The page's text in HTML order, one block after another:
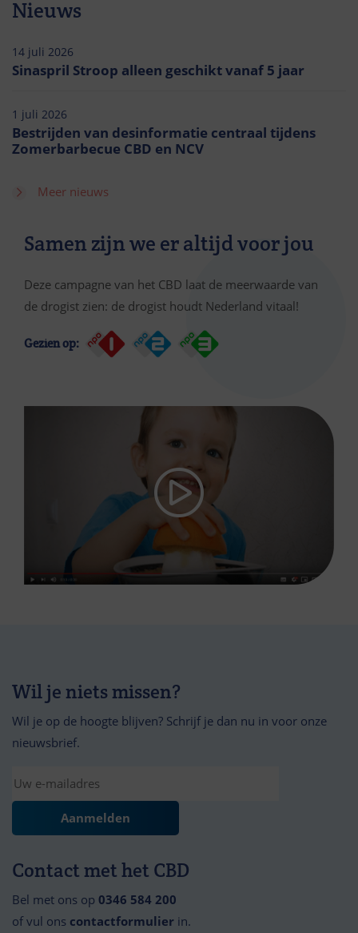
Nieuws
14 juli 2026
Sinaspril Stroop alleen geschikt vanaf 5 jaar
1 juli 2026
Bestrijden van desinformatie centraal tijdens
Zomerbarbecue CBD en NCV
Meer nieuws
Samen zijn we er altijd voor jou
Deze campagne van het CBD laat de meerwaarde van
de drogist zien: de drogist houdt Nederland vitaal!
Gezien op:
Wil je niets missen?
Wil je op de hoogte blijven? Schrijf je dan nu in voor onze
nieuwsbrief.
Contact met het CBD
Bel met ons op 0346 584 200
of vul ons contactformulier in.